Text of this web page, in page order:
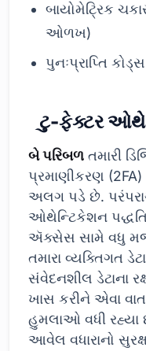
બાયોમેટ્રિક
ઓળખ)
પુનઃપ્રાપ્તિ કોડ્સ
ટુ-ફેક્ટર
બે પરિબળ તમારી
પ્રમાણીકરણ
અલગ પડે છે.
ઓથેન્ટિકેશન
ઍક્સેસ સામે વધુ
તમારા વ્યક્તિગત
સંવેદનશીલ ડેટાના
ખાસ કરીને એવા
હુમલાઓ વધી રહ્યા છે,
આવેલ વધારાનો